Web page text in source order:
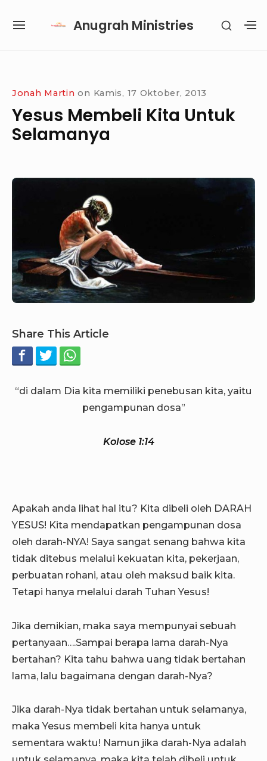
Anugrah Ministries
SITE
SHOW
Jonah Martin on Kamis, 17 Oktober, 2013
Yesus Membeli Kita Untuk
Selamanya
Share This Article
“di dalam Dia kita memiliki penebusan kita, yaitu
pengampunan dosa”
Kolose 1:14
Apakah anda lihat hal itu? Kita dibeli oleh DARAH
YESUS! Kita mendapatkan pengampunan dosa
oleh darah-NYA! Saya sangat senang bahwa kita
tidak ditebus melalui kekuatan kita, pekerjaan,
perbuatan rohani, atau oleh maksud baik kita.
Tetapi hanya melalui darah Tuhan Yesus!
Jika demikian, maka saya mempunyai sebuah
pertanyaan….Sampai berapa lama darah-Nya
bertahan? Kita tahu bahwa uang tidak bertahan
lama, lalu bagaimana dengan darah-Nya?
Jika darah-Nya tidak bertahan untuk selamanya,
maka Yesus membeli kita hanya untuk
sementara waktu! Namun jika darah-Nya adalah